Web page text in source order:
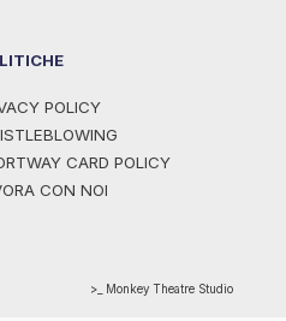
POLICY
CARD POLICY
CON NOI
>_ Monkey Theatre Studio